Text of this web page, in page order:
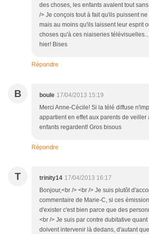
des choses, les enfants avalent tout
/> Je conçois tout à fait qu'ils puissent
mais au moins qu'ils laissent leur esprit
choses qu'à ces niaiseries
hier! Bises
Répondre
B boule 17/04/2013 15:19
Merci Anne-Cécile! Si la télé diffuse
appartient en effet aux parents de veiller
enfants regardent! Gros bisous
Répondre
T trinity14 17/04/2013 16:17
Bonjour,<br /> <br /> Je suis plutôt
commentaire de Marie-C, si ces
d'exister c'est bien parce que des
<br /> Je suis par contre dubitative
doivent intervenir là dedans, d'autant